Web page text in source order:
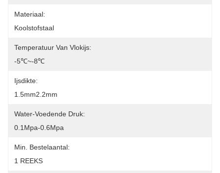
Materiaal:
Koolstofstaal
Temperatuur Van Vlokijs:
-5℃~-8℃
Ijsdikte:
1.5mm2.2mm
Water-Voedende Druk:
0.1Mpa-0.6Mpa
Min. Bestelaantal:
1 REEKS